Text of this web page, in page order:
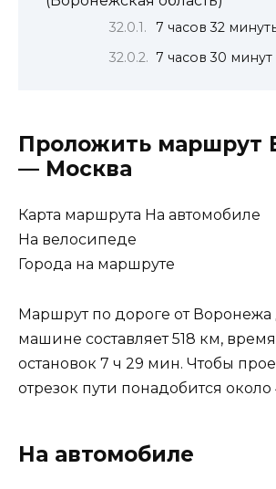
7 часов 32
7 часов 30 минут
Проложить маршрут
— Москва
Карта маршрута На автомобиле
На велосипеде
Города на маршруте
Маршрут по дороге от
машине составляет 518 км,
остановок 7 ч 29 мин. Чтобы
отрезок пути понадобится около
На автомобиле